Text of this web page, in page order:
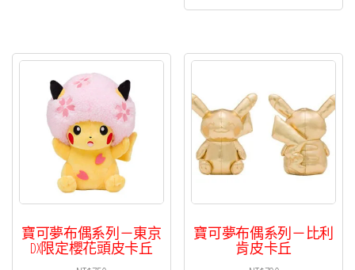
寶可夢布偶系列－東京
DX限定櫻花頭皮卡丘
寶可夢布偶系列－比利
肯皮卡丘